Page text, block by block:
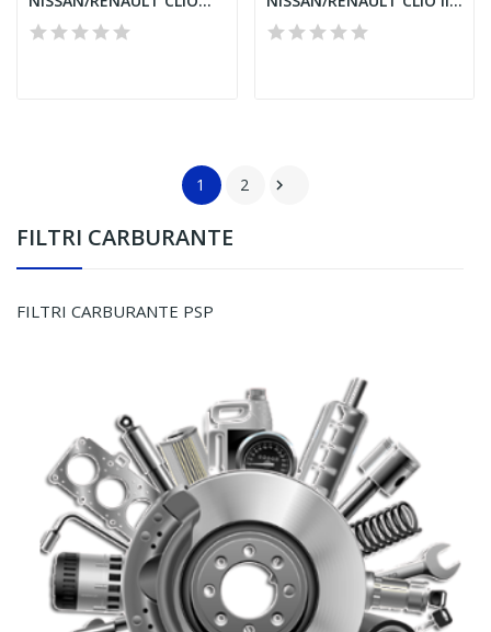
FILTRI CARBURANTE
FILTRI CARBURANTE PSP
III/NOTE 1.5...
1.5 DCI...
1 2 